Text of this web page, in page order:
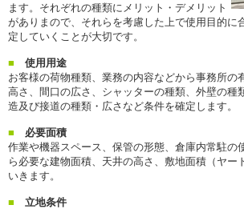
ます。それぞれの種類にメリット・デメリット
がありまので、それらを考慮した上で使用目的に
定していくことが大切です。
■
使用用途
お客様の荷物種類、業務の内容などから事務所の
高さ、間口の広さ、シャッターの種類、外壁の種
造及び接道の種類・広さなど条件を確定します。
■
必要面積
作業や機器スペース、保管の形態、倉庫内常駐の
ら必要な建物面積、天井の高さ、敷地面積（ヤー
いきます。
■
立地条件